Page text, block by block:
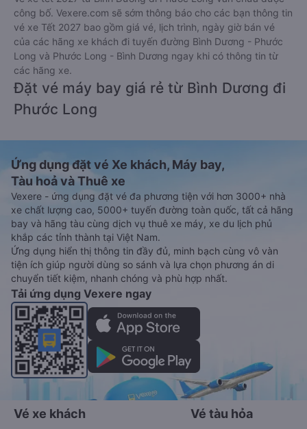
công bố. Vexere.com sẽ sớm thông báo cho các bạn thông tin
vé xe Tết 2027 bao gồm giá vé, lịch trình, ngày giờ bán vé
của các hãng xe khách đi tuyến đường Bình Dương - Phước
Long và Phước Long - Bình Dương ngay khi có thông tin từ
các hãng xe.
Đặt vé máy bay giá rẻ từ Bình Dương đi
Phước Long
Ứng dụng đặt vé Xe khách, Máy bay,
Tàu hoả và Thuê xe
Vexere - ứng dụng đặt vé đa phương tiện với hơn 3000+ nhà
xe chất lượng cao, 5000+ tuyến đường toàn quốc, tất cả hãng
bay và hãng tàu cùng dịch vụ thuê xe máy, xe du lịch phủ
khắp các tỉnh thành tại Việt Nam.
Ứng dụng hiển thị thông tin đầy đủ, minh bạch cùng vô vàn
tiện ích giúp người dùng so sánh và lựa chọn phương án di
chuyển tiết kiệm, nhanh chóng và phù hợp nhất.
Tải ứng dụng Vexere ngay
Vé xe khách Vé tàu hỏa